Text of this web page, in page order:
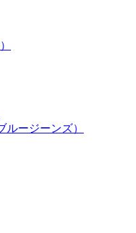
ルージーンズ）